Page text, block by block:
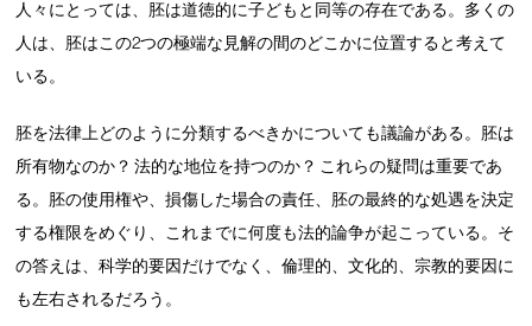
人々にとっては、胚は道徳的に子どもと同等の存在である。多くの
人は、胚はこの2つの極端な見解の間のどこかに位置すると考えて
いる。
胚を法律上どのように分類するべきかについても議論がある。胚は
所有物なのか？ 法的な地位を持つのか？ これらの疑問は重要であ
る。胚の使用権や、損傷した場合の責任、胚の最終的な処遇を決定
する権限をめぐり、これまでに何度も法的論争が起こっている。そ
の答えは、科学的要因だけでなく、倫理的、文化的、宗教的要因に
も左右されるだろう。